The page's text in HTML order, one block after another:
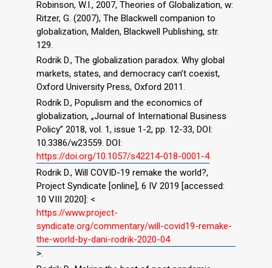
Robinson, W.I., 2007, Theories of Globalization, w:
Ritzer, G. (2007), The Blackwell companion to
globalization, Malden, Blackwell Publishing, str.
129.
Rodrik D., The globalization paradox. Why global
markets, states, and democracy can’t coexist,
Oxford University Press, Oxford 2011.
Rodrik D., Populism and the economics of
globalization, „Journal of International Business
Policy” 2018, vol. 1, issue 1-2, pp. 12-33, DOI:
10.3386/w23559. DOI:
https://doi.org/10.1057/s42214-018-0001-4
Rodrik D., Will COVID-19 remake the world?,
Project Syndicate [online], 6 IV 2019 [accessed:
10 VIII 2020]: <
https://www.project-
syndicate.org/commentary/will-covid19-remake-
the-world-by-dani-rodrik-2020-04
>.